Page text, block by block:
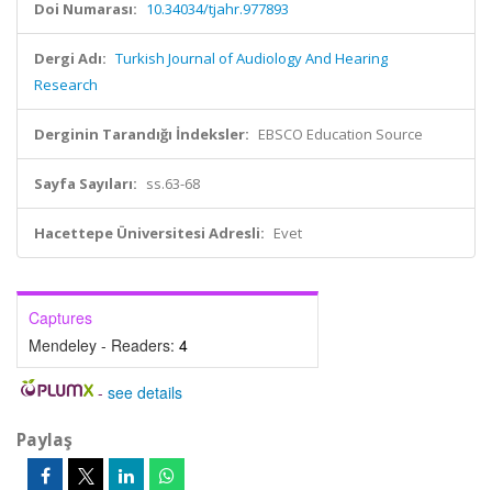
Doi Numarası: 10.34034/tjahr.977893
Dergi Adı: Turkish Journal of Audiology And Hearing
Research
Derginin Tarandığı İndeksler: EBSCO Education Source
Sayfa Sayıları: ss.63-68
Hacettepe Üniversitesi Adresli: Evet
Captures
Mendeley - Readers: 4
- see details
Paylaş